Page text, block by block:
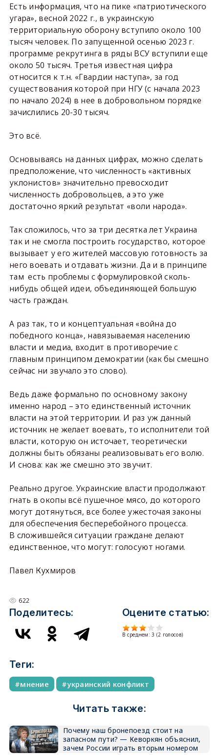
Есть информация, что на пике «патриотического
угара», весной 2022 г., в украинскую
территориальную оборону вступило около 100
тысяч человек. По запущенной осенью 2023 г.
программе рекрутинга в ряды ВСУ вступили еще
около 50 тысяч. Третья известная цифра
относится к т.н. «Гвардии наступа», за год
существования которой при НГУ (с начала 2023
по начало 2024) в нее в добровольном порядке
зачислились 20-30 тысяч.
Это всё.
Основываясь на данных цифрах, можно сделать
предположение, что численность «активных
уклонистов» значительно превосходит
численность добровольцев, а это уже
достаточно яркий результат «воли народа».
Так сложилось, что за три десятка лет Украина
так и не смогла построить государство, которое
вызывает у его жителей массовую готовность за
него воевать и отдавать жизни. Да и в принципе
там есть проблемы с формулировкой сколь-
нибудь общей идеи, объединяющей большую
часть граждан.
А раз так, то и концептуальная «война до
победного конца», навязываемая населению
власти и медиа, входит в противоречие с
главным принципом демократии (как бы смешно
сейчас ни звучало это слово).
Ведь даже формально по основному закону
именно народ – это единственный источник
власти на этой территории. И раз уж данный
источник не желает воевать, то исполнители той
власти, которую он источает, теоретически
должны быть обязаны реализовывать его волю.
И снова: как же смешно это звучит.
Реально другое. Украинские власти продолжают
гнать в окопы всё пушечное мясо, до которого
могут дотянуться, все более ужесточая законы
для обеспечения бесперебойного процесса.
В сложившейся ситуации граждане делают
единственное, что могут: голосуют ногами.
Павел Кухмиров
622
Поделитесь: Оцените статью:
В среднем:3 (2 голосов)
Теги:
мнение украинский конфликт
Читать также:
Почему наш бронепоезд стоит на
запасном пути? — Кеворкян объяснил,
зачем России играть вторым номером